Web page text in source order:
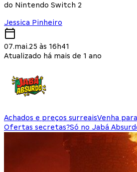
do Nintendo Switch 2
Jessica Pinheiro
07.mai.25 às 16h41
Atualizado há mais de 1 ano
Achados e preços surreaisVenha
Ofertas secretas?Só no Jabá